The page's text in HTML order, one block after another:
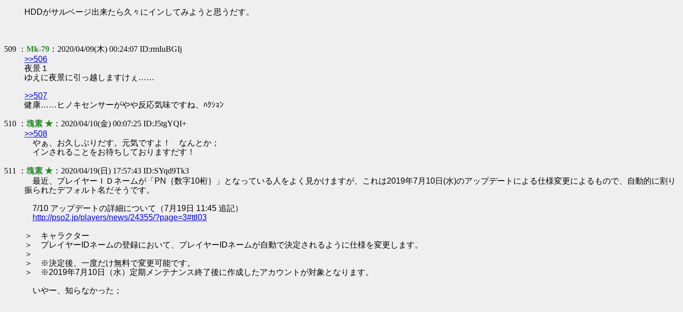
HDDがサルベージ出来たら久々にインしてみようと思うだす。
509 ： Mk-79 ：2020/04/09(木) 00:24:07 ID:rmIuBGIj
>>506
夜景１
ゆえに夜景に引っ越しますけぇ……
>>507
健康……ヒノキセンサーがやや反応気味ですね、ﾊｸｼｮﾝ
510 ： 塊素 ★ ：2020/04/10(金) 00:07:25 ID:J5tgYQI+
>>508
やぁ、お久しぶりだす。元気ですよ！ なんとか；
インされることをお待ちしておりますだす！
511 ： 塊素 ★ ：2020/04/19(日) 17:57:43 ID:SYqd9Tk3
最近、プレイヤーＩＤネームが「PN｛数字10桁｝」となっている人をよく見かけますが、これは2019年7月10日(水)のアップデートによる仕様変更によるもので、自動的に割り
振られたデフォルト名だそうです。
7/10 アップデートの詳細について（7月19日 11:45 追記）
http://pso2.jp/players/news/24355/?page=3#ttl03
＞ キャラクター
＞ プレイヤーIDネームの登録において、プレイヤーIDネームが自動で決定されるように仕様を変更します。
＞
＞ ※決定後、一度だけ無料で変更可能です。
＞ ※2019年7月10日（水）定期メンテナンス終了後に作成したアカウントが対象となります。
いやー、知らなかった；